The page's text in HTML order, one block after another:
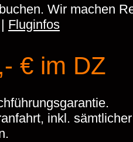
Wir machen
| Fluginfos
€ im DZ
inkl.